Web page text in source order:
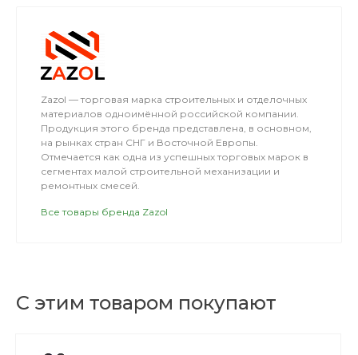
Zazol — торговая марка строительных и отделочных
материалов одноимённой российской компании.
Продукция этого бренда представлена, в основном,
на рынках стран СНГ и Восточной Европы.
Отмечается как одна из успешных торговых марок в
сегментах малой строительной механизации и
ремонтных смесей.
Все товары бренда Zazol
С этим товаром покупают